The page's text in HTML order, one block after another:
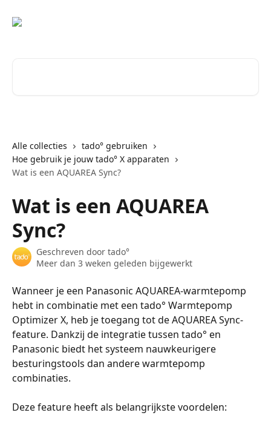
Alle collecties
tado° gebruiken
Hoe gebruik je jouw tado° X apparaten
Wat is een AQUAREA Sync?
Wat is een AQUAREA
Sync?
Geschreven door tado°
Meer dan 3 weken geleden bijgewerkt
Wanneer je een Panasonic AQUAREA-warmtepomp
hebt in combinatie met een tado° Warmtepomp
Optimizer X, heb je toegang tot de AQUAREA Sync-
feature. Dankzij de integratie tussen tado° en
Panasonic biedt het systeem nauwkeurigere
besturingstools dan andere warmtepomp
combinaties.
Deze feature heeft als belangrijkste voordelen: